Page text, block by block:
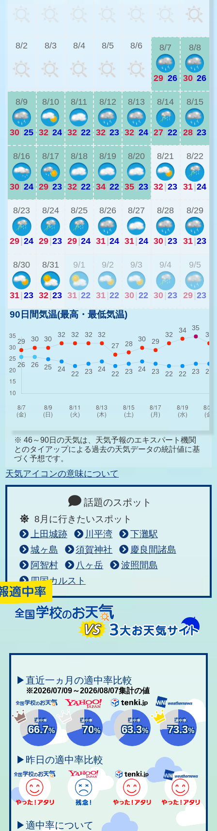
8/2 8/3 8/4 8/5 8/6 8/7
29|26
8/8
30|26
8/9
30|25
8/10
32|24
8/11
32|22
8/12
32|23
8/13
32|24
8/14
27|22
8/15
28|23
8/16
30|24
8/17
29|23
8/18
32|22
8/19
34|22
8/20
35|23
8/21
32|23
8/22
31|24
8/23
29|24
8/24
29|23
8/25
29|24
8/26
31|24
8/27
31|24
8/28
30|23
8/29
31|23
8/30
31|23
8/31
32|23
9/1
31 22
9/2
31 22
9/3
30 22
9/4
30 23
9/5
29 23
90日間気温(最高・最低気温)
※ 46～90日の天気は、天気予報のエキスパート機関
とのタイアップによる過去の天気データの統計値に基
づく予想です。
天気アイコンの意味について
話題のスポット
8月に行きたいスポット
上田城跡
川平湾
下灘駅
城ヶ島
須賀神社
慶良間諸島
阿智村
八ヶ岳
波照間島
四国カルスト
▶直近一ヵ月の適中率比較
※2026/07/09～2026/08/07集計の値
適中率
66.7%
適中率
70%
適中率
63.3%
適中率
73.3%
▶昨日の適中率比較
▶適中率について